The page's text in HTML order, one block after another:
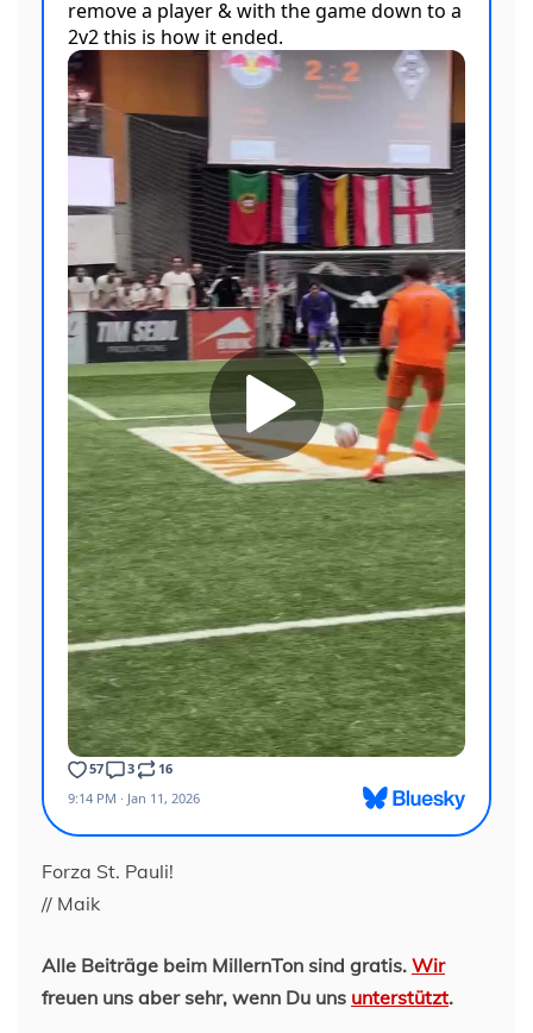
Forza St. Pauli!
// Maik
Alle Beiträge beim MillernTon sind gratis. Wir
freuen uns aber sehr, wenn Du uns unterstützt.